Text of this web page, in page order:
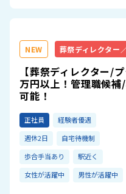
NEW 葬祭ディレクター
【葬祭ディレクター/
万円以上！管理職候
可能！
正社員
経験者優遇
週休2日
自宅待機制
歩合手当あり
駅近く
女性が活躍中
男性が活躍中